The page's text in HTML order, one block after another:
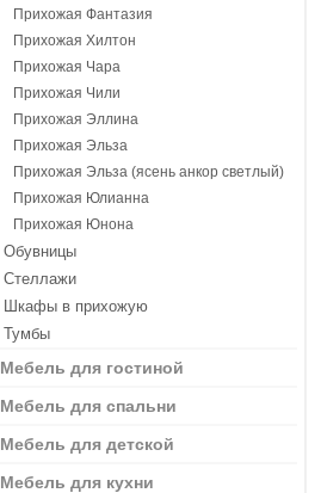
Прихожая Фантазия
Прихожая Хилтон
Прихожая Чара
Прихожая Чили
Прихожая Эллина
Прихожая Эльза
Прихожая Эльза (ясень анкор светлый)
Прихожая Юлианна
Прихожая Юнона
Обувницы
Стеллажи
Шкафы в прихожую
Тумбы
Мебель для гостиной
Мебель для спальни
Мебель для детской
Мебель для кухни